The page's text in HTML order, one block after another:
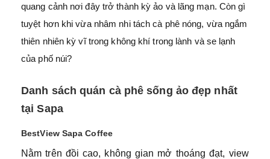
quang cảnh nơi đây trở thành kỳ ảo và lãng mạn. Còn gì
tuyệt hơn khi vừa nhâm nhi tách cà phê nóng, vừa ngắm
thiên nhiên kỳ vĩ trong không khí trong lành và se lạnh
của phố núi?
Danh sách quán cà phê sống ảo đẹp nhất
tại Sapa
BestView Sapa Coffee
Nằm trên đồi cao, không gian mở thoáng đạt, view